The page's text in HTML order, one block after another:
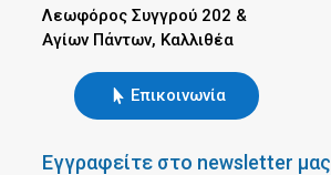
Λεωφόρος Συγγρού 202 &
Αγίων Πάντων, Καλλιθέα
Επικοινωνία
Εγγραφείτε στο newsletter μας